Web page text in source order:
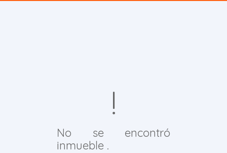
No se encontró
inmueble .